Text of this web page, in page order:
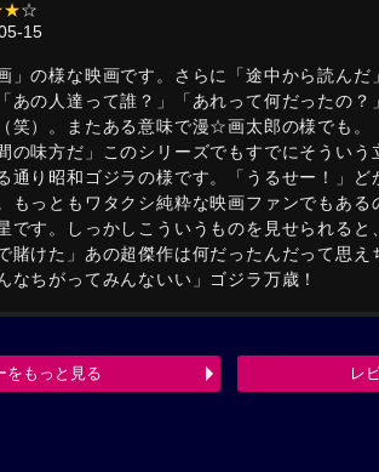
☆
15
」の様な映画です。さらに「途中から読ん
あの人達って誰？」「あれって何だったの
笑）。またある意味で漫☆画太郎の様でも。
の味方だ」このシリーズでもすでにそうい
通り昭和ゴジラの様です。「うるせー！」ど
もっともワタクシ純粋な映画ファンでもある
です。しっかしこういうものを見せられると
賭けた」あの超傑作は何だったんだって思え
なちがってみんないい」ゴジラ万歳！
をもっと見る レ